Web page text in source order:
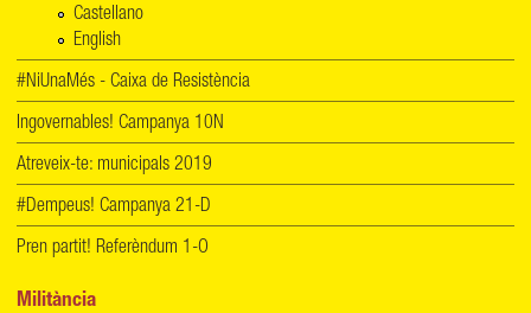
Castellano
English
#NiUnaMés - Caixa de Resistència
Ingovernables! Campanya 10N
Atreveix-te: municipals 2019
#Dempeus! Campanya 21-D
Pren partit! Referèndum 1-O
Militància